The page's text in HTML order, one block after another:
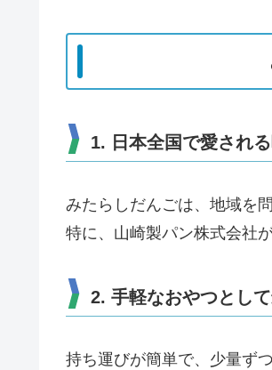
1. 日本全国で愛され
みたらしだんごは、地域を
特に、山崎製パン株式会社
2. 手軽なおやつとし
持ち運びが簡単で、少量ず